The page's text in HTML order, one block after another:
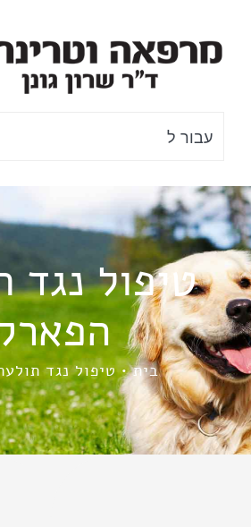
לתוכן
עבור ל
טיפול נגד
בית טיפול נגד